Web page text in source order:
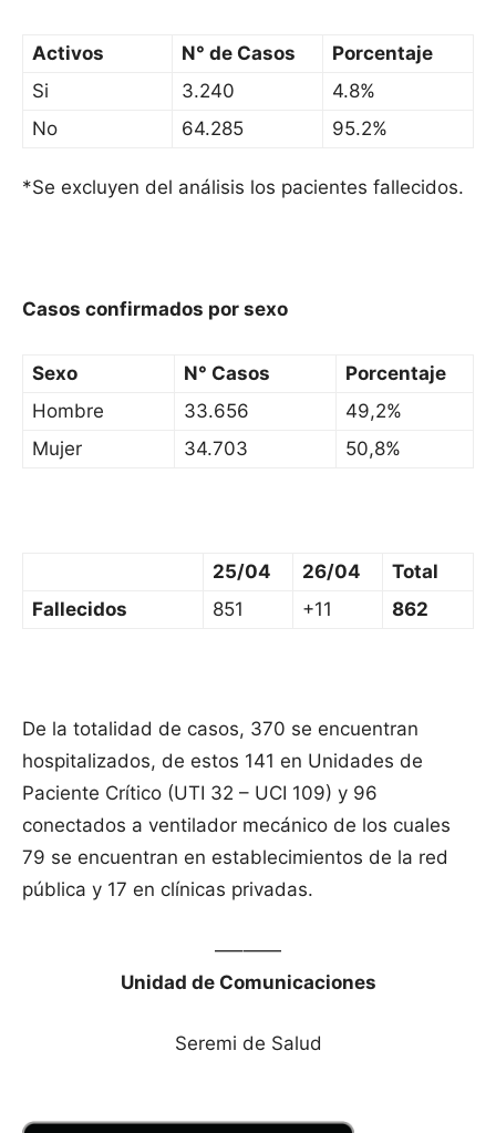
Activos N° de Casos
Porcentaje
Si
3.240
4.8%
No
64.285 95.2%
*Se excluyen del análisis los pacientes fallecidos.
Casos confirmados por sexo
Sexo N° Casos
Porcentaje
Hombre
33.656
49,2%
Mujer
34.703 50,8%
25/04 26/04
Total
Fallecidos
851 +11 862
De la totalidad de casos, 370 se encuentran
hospitalizados, de estos 141 en Unidades de
Paciente Crítico (UTI 32 – UCI 109) y 96
conectados a ventilador mecánico de los cuales
79 se encuentran en establecimientos de la red
pública y 17 en clínicas privadas.
—–——
Unidad de Comunicaciones
Seremi de Salud